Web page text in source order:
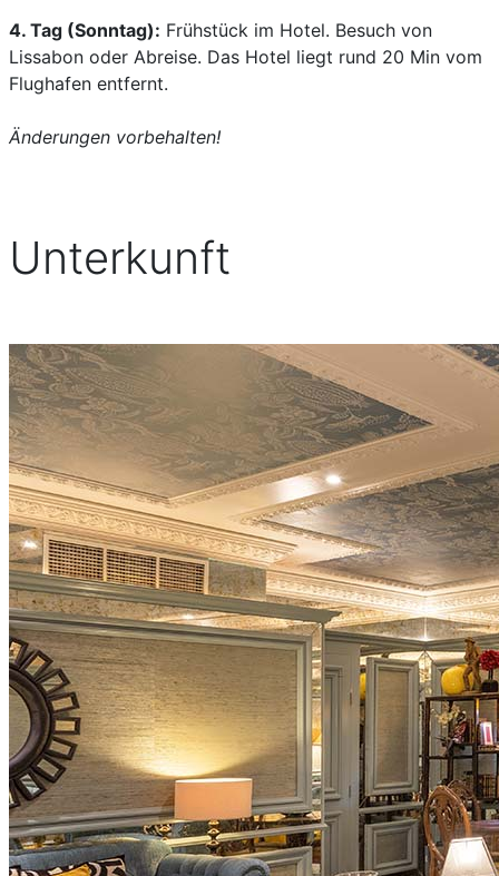
4. Tag (Sonntag): Frühstück im Hotel. Besuch von
Lissabon oder Abreise. Das Hotel liegt rund 20 Min vom
Flughafen entfernt.
Änderungen vorbehalten!
Unterkunft